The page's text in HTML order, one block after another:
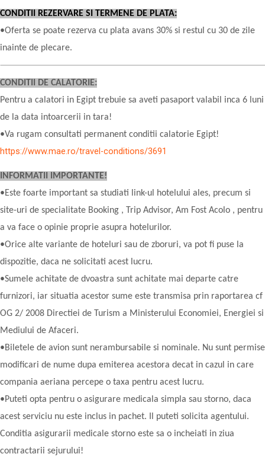
CONDITII REZERVARE SI TERMENE DE PLATA:
•Oferta se poate rezerva cu plata avans 30% si restul cu 30 de zile
inainte de plecare.
CONDITII DE CALATORIE:
Pentru a calatori in Egipt trebuie sa aveti pasaport valabil inca 6 luni
de la data intoarcerii in tara!
•Va rugam consultati permanent conditii calatorie Egipt!
https://www.mae.ro/travel-conditions/3691
INFORMATII IMPORTANTE!
•Este foarte important sa studiati link-ul hotelului ales, precum si
site-uri de specialitate Booking , Trip Advisor, Am Fost Acolo , pentru
a va face o opinie proprie asupra hotelurilor.
•Orice alte variante de hoteluri sau de zboruri, va pot fi puse la
dispozitie, daca ne solicitati acest lucru.
•Sumele achitate de dvoastra sunt achitate mai departe catre
furnizori, iar situatia acestor sume este transmisa prin raportarea cf
OG 2/ 2008 Directiei de Turism a Ministerului Economiei, Energiei si
Mediului de Afaceri.
•Biletele de avion sunt nerambursabile si nominale. Nu sunt permise
modificari de nume dupa emiterea acestora decat in cazul in care
compania aeriana percepe o taxa pentru acest lucru.
•Puteti opta pentru o asigurare medicala simpla sau storno, daca
acest serviciu nu este inclus in pachet. Il puteti solicita agentului.
Conditia asigurarii medicale storno este sa o incheiati in ziua
contractarii sejurului!